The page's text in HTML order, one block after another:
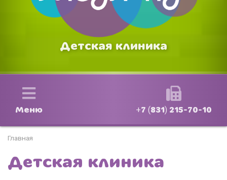
Детская клиника
Меню +7 (831) 215-70-10
Главная
Детская клиника